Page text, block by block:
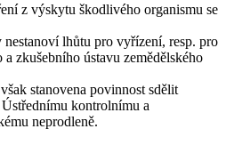
z výskytu škodlivého organismu se
lhůtu pro vyřízení, resp. pro
zkušebního ústavu zemědělského
stanovena povinnost sdělit
kontrolnímu a
neprodleně.